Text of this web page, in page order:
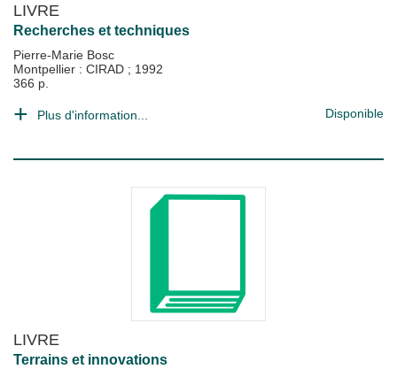
LIVRE
Recherches et techniques
Pierre-Marie Bosc
Montpellier : CIRAD ; 1992
366 p.
Plus d'information... Disponible
LIVRE
Terrains et innovations